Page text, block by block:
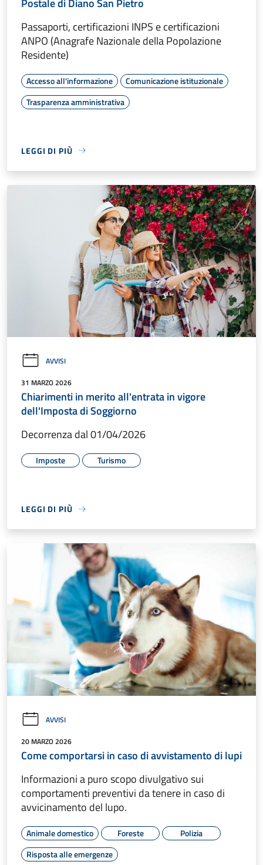
Passaporti, certificazioni INPS e certificazioni
ANPO (Anagrafe Nazionale della Popolazione
Residente)
Accesso all'informazione
Comunicazione istituzionale
Trasparenza amministrativa
LEGGI DI PIÙ
AVVISI
31 MARZO 2026
Chiarimenti in merito all'entrata in vigore
dell'Imposta di Soggiorno
Decorrenza dal 01/04/2026
Imposte Turismo
LEGGI DI PIÙ
AVVISI
20 MARZO 2026
Come comportarsi in caso di avvistamento di lupi
Informazioni a puro scopo divulgativo sui
comportamenti preventivi da tenere in caso di
avvicinamento del lupo.
Animale domestico Foreste
Polizia
Risposta alle emergenze